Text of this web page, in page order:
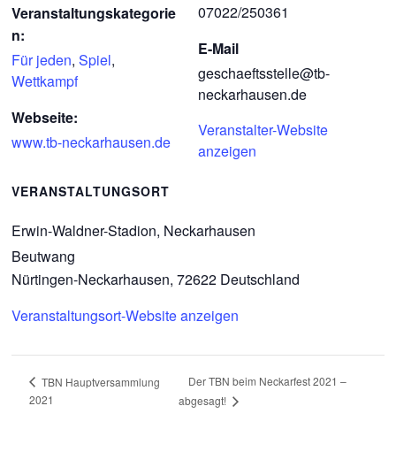
Veranstaltungskategorie
n:
Für jeden,Spiel,
Wettkampf
Webseite:
www.tb-neckarhausen.de
VERANSTALTUNGSORT
Erwin-Waldner-Stadion, Neckarhausen
Beutwang
Nürtingen-Neckarhausen, 72622 Deutschland
Veranstaltungsort-Website anzeigen
07022/250361
E-Mail
geschaeftsstelle@tb-
neckarhausen.de
Veranstalter-Website
anzeigen
TBN Hauptversammlung
2021
Der TBN beim Neckarfest 2021 –
abgesagt!